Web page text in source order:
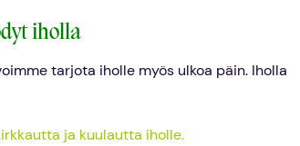
iholla
tarjota iholle myös ulkoa päin. Iholla
ja kuulautta iholle.